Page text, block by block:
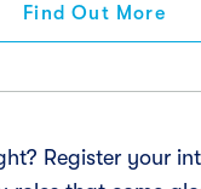
Find Out More
Register your